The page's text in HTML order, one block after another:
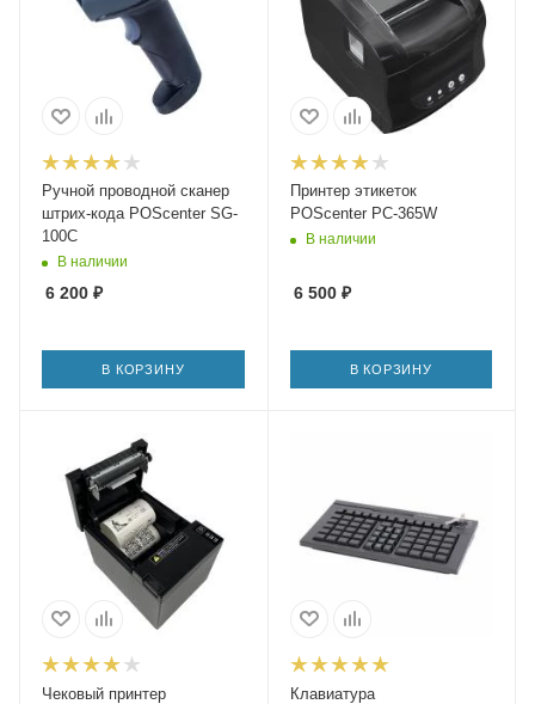
Ручной проводной сканер
штрих-кода POScenter SG-
100C
В наличии
6 200 ₽
В КОРЗИНУ
Принтер этикеток
POScenter PC-365W
В наличии
6 500₽
В КОРЗИНУ
Чековый принтер
Клавиатура